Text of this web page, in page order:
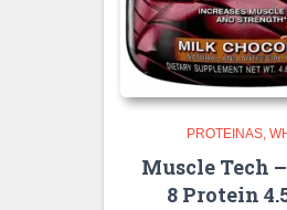
PROTEINAS
Muscle Tech
8 Protein